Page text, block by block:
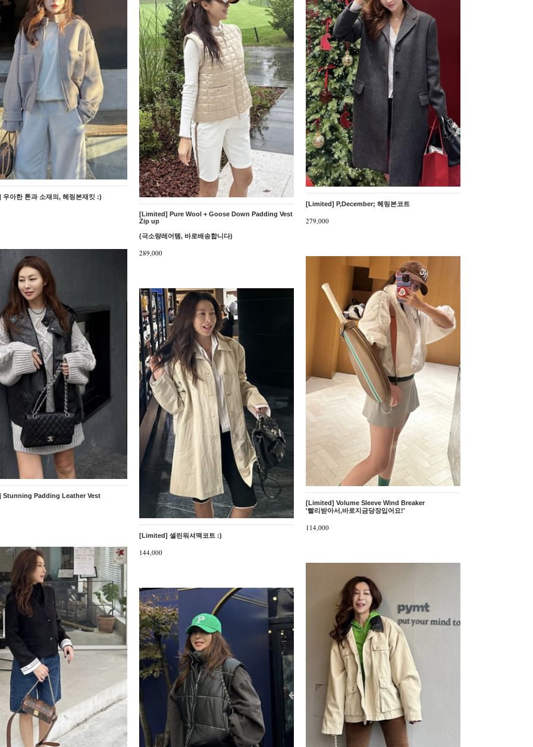
아한 톤과 소재의, 헤링본재킷 :)
[Limited] P,December; 헤링본코트
279,000
[Limited] Pure Wool + Goose Down Padding Vest
Zip up
(극소량레어템, 바로배송합니다)
289,000
Stunning Padding Leather Vest
[Limited] Volume Sleeve Wind Breaker
'빨리받아서,바로지금당장입어요!'
114,000
[Limited] 셀린워셔맥코트 :)
144,000